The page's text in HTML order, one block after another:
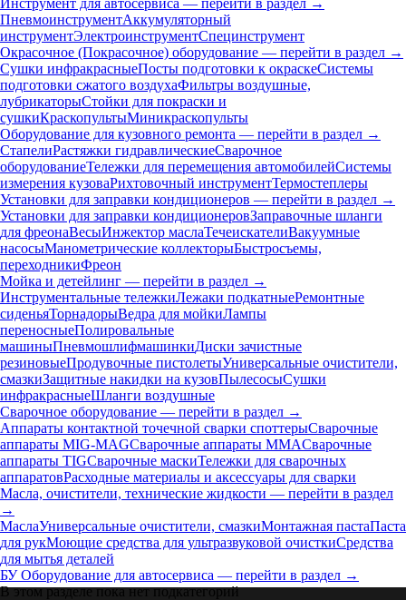
Инструмент для автосервиса — перейти в раздел →
ПневмоинструментАккумуляторный
инструментЭлектроинструментСпецинструмент
Окрасочное (Покрасочное) оборудование — перейти в раздел →
Сушки инфракрасныеПосты подготовки к окраскеСистемы
подготовки сжатого воздухаФильтры воздушные,
лубрикаторыСтойки для покраски и
сушкиКраскопультыМиникраскопульты
Оборудование для кузовного ремонта — перейти в раздел →
СтапелиРастяжки гидравлическиеСварочное
оборудованиеТележки для перемещения автомобилейСистемы
измерения кузоваРихтовочный инструментТермостеплеры
Установки для заправки кондиционеров — перейти в раздел →
Установки для заправки кондиционеровЗаправочные шланги
для фреонаВесыИнжектор маслаТечеискателиВакуумные
насосыМанометрические коллекторыБыстросъемы,
переходникиФреон
Мойка и детейлинг — перейти в раздел →
Инструментальные тележкиЛежаки подкатныеРемонтные
сиденьяТорнадорыВедра для мойкиЛампы
переносныеПолировальные
машиныПневмошлифмашинкиДиски зачистные
резиновыеПродувочные пистолетыУниверсальные очистители,
смазкиЗащитные накидки на кузовПылесосыСушки
инфракрасныеШланги воздушные
Сварочное оборудование — перейти в раздел →
Аппараты контактной точечной сварки cпоттерыСварочные
аппараты MIG-MAGСварочные аппараты MMAСварочные
аппараты TIGСварочные маскиТележки для сварочных
аппаратовРасходные материалы и аксессуары для сварки
Масла, очистители, технические жидкости — перейти в раздел
→
МаслаУниверсальные очистители, смазкиМонтажная пастаПаста
для рукМоющие средства для ультразвуковой очисткиСредства
для мытья деталей
БУ Оборудование для автосервиса — перейти в раздел →
В этом разделе пока нет подкатегорий